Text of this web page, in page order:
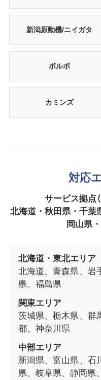
新潟原動機/ニイガタ
ボルボ
カミンズ
対応
サービス拠点
北海道・秋田県・千葉
岡山県
北海道・東北エリア
北海道、青森県、岩
県、福島県
関東エリア
茨城県、栃木県、群
都、神奈川県
中部エリア
新潟県、富山県、石
県、岐阜県、静岡県